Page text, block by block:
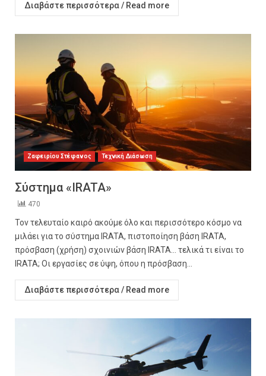
Διαβάστε περισσότερα / Read more
Ζαφειρίου Στέφανος Τεχνική Διάσωση
Σύστημα «IRATA»
470
Τον τελευταίο καιρό ακούμε όλο και περισσότερο κόσμο να
μιλάει για το σύστημα IRATA, πιστοποίηση βάση IRATA,
πρόσβαση (χρήση) σχοινιών βάση IRATA… τελικά τι είναι το
IRATA; Οι εργασίες σε ύψη, όπου η πρόσβαση...
Διαβάστε περισσότερα / Read more